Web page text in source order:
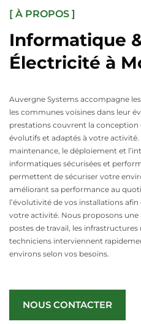
[ À PROPOS ]
Informatique
Électricité à
Auvergne Systems accompagne
les communes voisines dans leur
prestations couvrent la
évolutifs et adaptés à votre
maintenance, le déploiement et
informatiques sécurisées et
permettent de sécuriser votre
améliorant sa performance au
l’évolutivité de vos installations
votre activité. Nous proposons
postes de travail, les infrastructures
techniciens interviennent
environs selon vos besoins.
NOUS CONTACTER